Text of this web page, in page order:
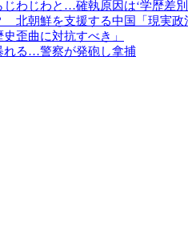
わじわと…確執原因は‘学歴差別
北朝鮮を支援する中国「現実政
歪曲に対抗すべき」
れる…警察が発砲し拿捕